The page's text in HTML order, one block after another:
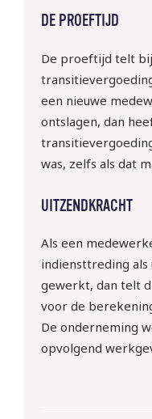
DE PROEFTIJD
De proeftijd telt
een nieuwe
ontslagen, dan
was, zelfs als dat
UITZENDKRACHT
Als een
indiensttreding
gewerkt, dan telt
voor de
De onderneming
opvolgend